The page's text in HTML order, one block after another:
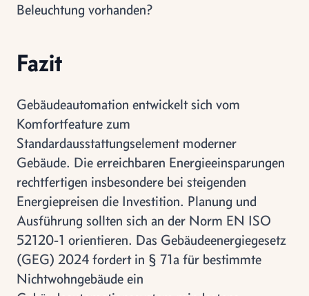
Beleuchtung vorhanden?
Fazit
Gebäudeautomation entwickelt sich vom
Komfortfeature zum
Standardausstattungselement moderner
Gebäude. Die erreichbaren Energieeinsparungen
rechtfertigen insbesondere bei steigenden
Energiepreisen die Investition. Planung und
Ausführung sollten sich an der Norm EN ISO
52120-1 orientieren. Das Gebäudeenergiegesetz
(GEG) 2024 fordert in § 71a für bestimmte
Nichtwohngebäude ein